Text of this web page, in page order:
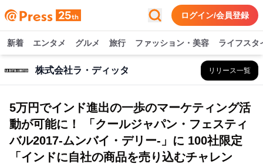
ログイン/会員登録
新着 エンタメ グルメ 旅行 ファッション・美容 ライフスタ
株式会社ラ・ディッタ リリース一覧
5万円でインド進出の一歩のマーケティング活
動が可能に！ 「クールジャパン・フェスティ
バル2017-ムンバイ・デリー-」に 100社限定
「インドに自社の商品を売り込むチャレン